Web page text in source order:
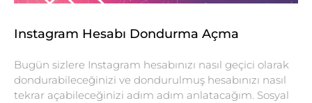
Instagram Hesabı Dondurma Açma
Bugün sizlere Instagram hesabınızı nasıl geçici olarak
dondurabileceğinizi ve dondurulmuş hesabınızı nasıl
tekrar açabileceğinizi adım adım anlatacağım. Sosyal